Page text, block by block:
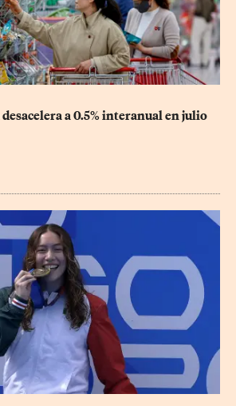
a 0.5% interanual en julio